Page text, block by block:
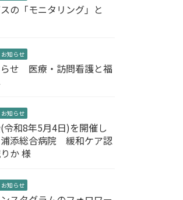
の「モニタリング」と
お知らせ
せ 医療・訪問看護と福
お知らせ
和8年5月4日)を開催し
添総合病院 緩和ケア認
か 様
お知らせ